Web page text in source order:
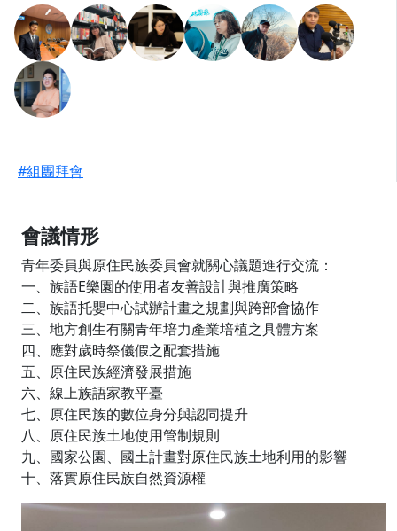
#組團拜會
會議情形
青年委員與原住民族委員會就關心議題進行交流：
一、族語E樂園的使用者友善設計與推廣策略
二、族語托嬰中心試辦計畫之規劃與跨部會協作
三、地方創生有關青年培力產業培植之具體方案
四、應對歲時祭儀假之配套措施
五、原住民族經濟發展措施
六、線上族語家教平臺
七、原住民族的數位身分與認同提升
八、原住民族土地使用管制規則
九、國家公園、國土計畫對原住民族土地利用的影響
十、落實原住民族自然資源權